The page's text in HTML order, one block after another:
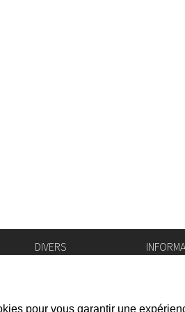
DIVERS